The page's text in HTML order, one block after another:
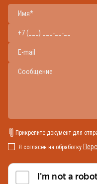
Прикрепите документ для
Я согласен на обработку